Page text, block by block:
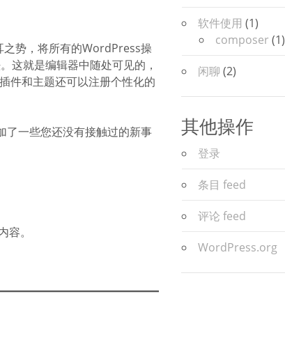
之势，将所有的WordPress操
这就是编辑器中随处可见的，
件和主题还可以注册个性化的
一些您还没有接触过的新事
。
软件使用 (1)
composer (1)
闲聊 (2)
其他操作
登录
条目 feed
评论 feed
WordPress.org